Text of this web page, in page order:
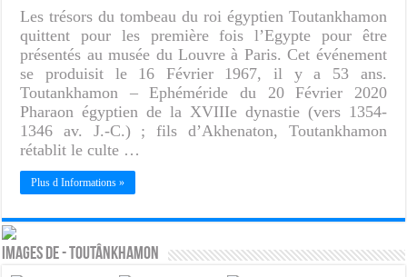
Les trésors du tombeau du roi égyptien Toutankhamon
quittent pour les première fois l’Egypte pour être
présentés au musée du Louvre à Paris. Cet événement
se produisit le 16 Février 1967, il y a 53 ans.
Toutankhamon – Ephéméride du 20 Février 2020
Pharaon égyptien de la XVIIIe dynastie (vers 1354-
1346 av. J.-C.) ; fils d’Akhenaton, Toutankhamon
rétablit le culte …
Plus d Informations »
Images de - Toutânkhamon